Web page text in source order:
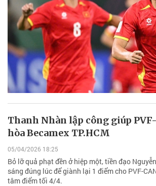
Thanh Nhàn lập công giúp
hòa Becamex TP.HCM
05/04/2026 18:25
Bỏ lỡ quả phạt đền ở hiệp một, tiền đạo
sáng đúng lúc để giành lại 1 điểm cho PVF-
tâm điểm tối 4/4.